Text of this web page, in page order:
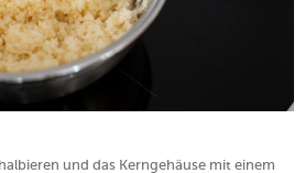
und das Kerngehäuse mit einem